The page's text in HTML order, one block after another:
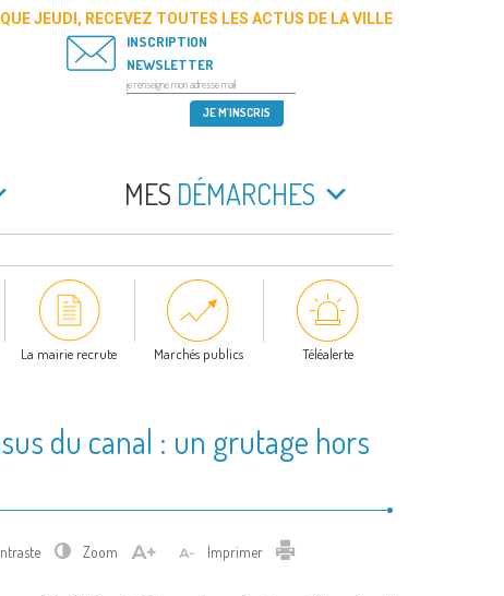
JEUDI, RECEVEZ TOUTES LES ACTUS DE LA VILLE
INSCRIPTION
NEWSLETTER
MES DÉMARCHES
La mairie recrute Marchés publics Téléalerte
du canal : un grutage hors
Zoom Imprimer Imprimer